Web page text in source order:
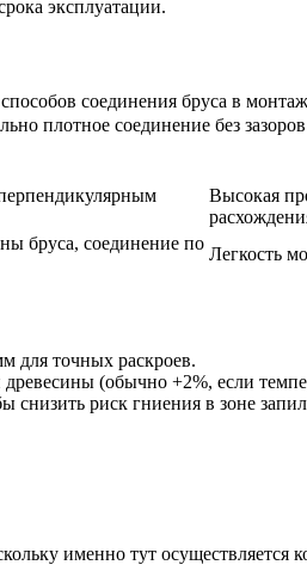
эксплуатации.
соединения бруса в
плотное соединение без
Высокая
бруса, соединение по
Легкость
для точных раскроев.
(обычно +2%, если
снизить риск гниения в зоне
именно тут